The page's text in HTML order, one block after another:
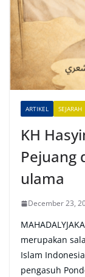
a
t
v
ARTIKEL SEJARAH
KH
Pejuang
ulama
December 23,
merupakan
Islam
pengasuh